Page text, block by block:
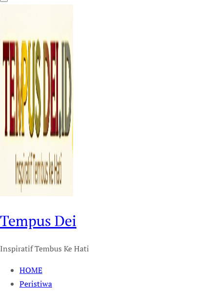
Tempus Dei
Inspiratif Tembus Ke Hati
HOME
Peristiwa